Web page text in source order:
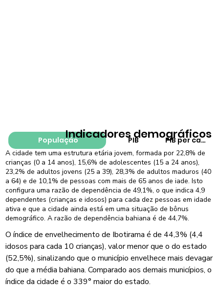
População PIB PIB per capita
Indicadores demográficos
A cidade tem uma estrutura etária jovem, formada por 22,8% de
crianças (0 a 14 anos), 15,6% de adolescentes (15 a 24 anos),
23,2% de adultos jovens (25 a 39), 28,3% de adultos maduros (40
a 64) e de 10,1% de pessoas com mais de 65 anos de iade. Isto
configura uma razão de dependência de 49,1%, o que indica 4,9
dependentes (crianças e idosos) para cada dez pessoas em idade
ativa e que a cidade ainda está em uma situação de bônus
demográfico. A razão de dependência bahiana é de 44,7%.
O índice de envelhecimento de Ibotirama é de 44,3% (4,4
idosos para cada 10 crianças), valor menor que o do estado
(52,5%), sinalizando que o município envelhece mais devagar
do que a média bahiana. Comparado aos demais municípios, o
índice da cidade é o 339° maior do estado.